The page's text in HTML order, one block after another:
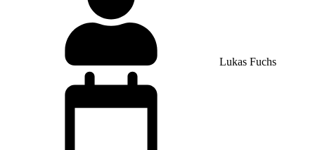
Lukas Fuchs